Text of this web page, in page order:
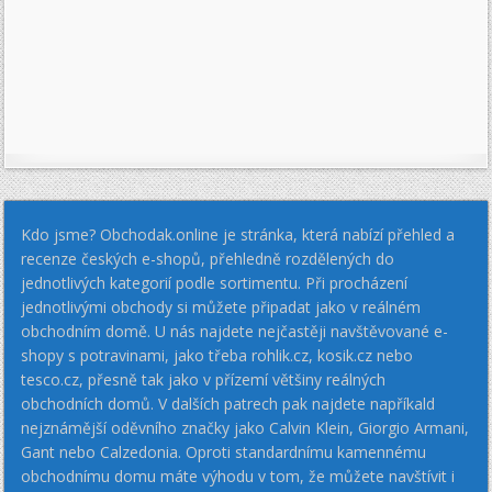
Kdo jsme? Obchodak.online je stránka, která nabízí přehled a
recenze českých e-shopů, přehledně rozdělených do
jednotlivých kategorií podle sortimentu. Při procházení
jednotlivými obchody si můžete připadat jako v reálném
obchodním domě. U nás najdete nejčastěji navštěvované e-
shopy s potravinami, jako třeba rohlik.cz, kosik.cz nebo
tesco.cz, přesně tak jako v přízemí většiny reálných
obchodních domů. V dalších patrech pak najdete napříkald
nejznámější oděvního značky jako Calvin Klein, Giorgio Armani,
Gant nebo Calzedonia. Oproti standardnímu kamennému
obchodnímu domu máte výhodu v tom, že můžete navštívit i